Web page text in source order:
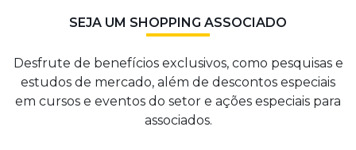
SEJA UM SHOPPING ASSOCIADO
Desfrute de benefícios exclusivos, como pesquisas e
estudos de mercado, além de descontos especiais
em cursos e eventos do setor e ações especiais para
associados.